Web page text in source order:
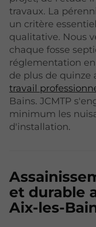
travaux. La
un critère
qualitative. Nous
chaque fosse
réglementation
de plus de quinze
travail
Bains. JCMTP
minimum les
d'installation.
et durable
Aix-les-